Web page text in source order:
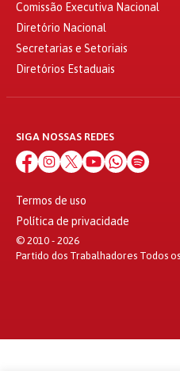
Comissão Executiva Nacional
Diretório Nacional
Secretarias e Setoriais
Diretórios Estaduais
SIGA NOSSAS REDES
Termos de uso
Política de privacidade
© 2010 - 2026
Partido dos Trabalhadores Todos